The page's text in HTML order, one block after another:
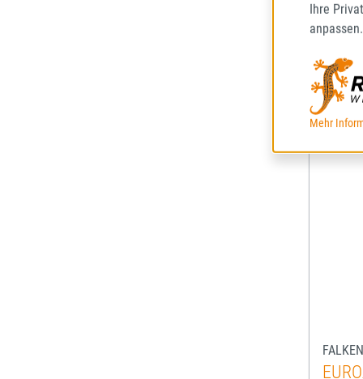
61,86
FALKEN
Ihre
anpassen.
Mehr